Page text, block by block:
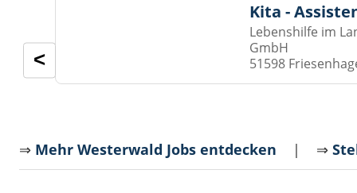
Kita -
Lebenshilfe im
GmbH
51598
<
⇒ Mehr Westerwald Jobs entdecken | ⇒